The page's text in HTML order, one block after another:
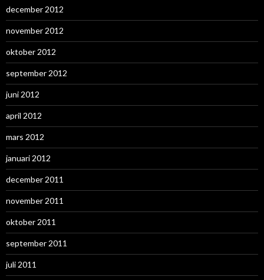
december 2012
november 2012
oktober 2012
september 2012
juni 2012
april 2012
mars 2012
januari 2012
december 2011
november 2011
oktober 2011
september 2011
juli 2011